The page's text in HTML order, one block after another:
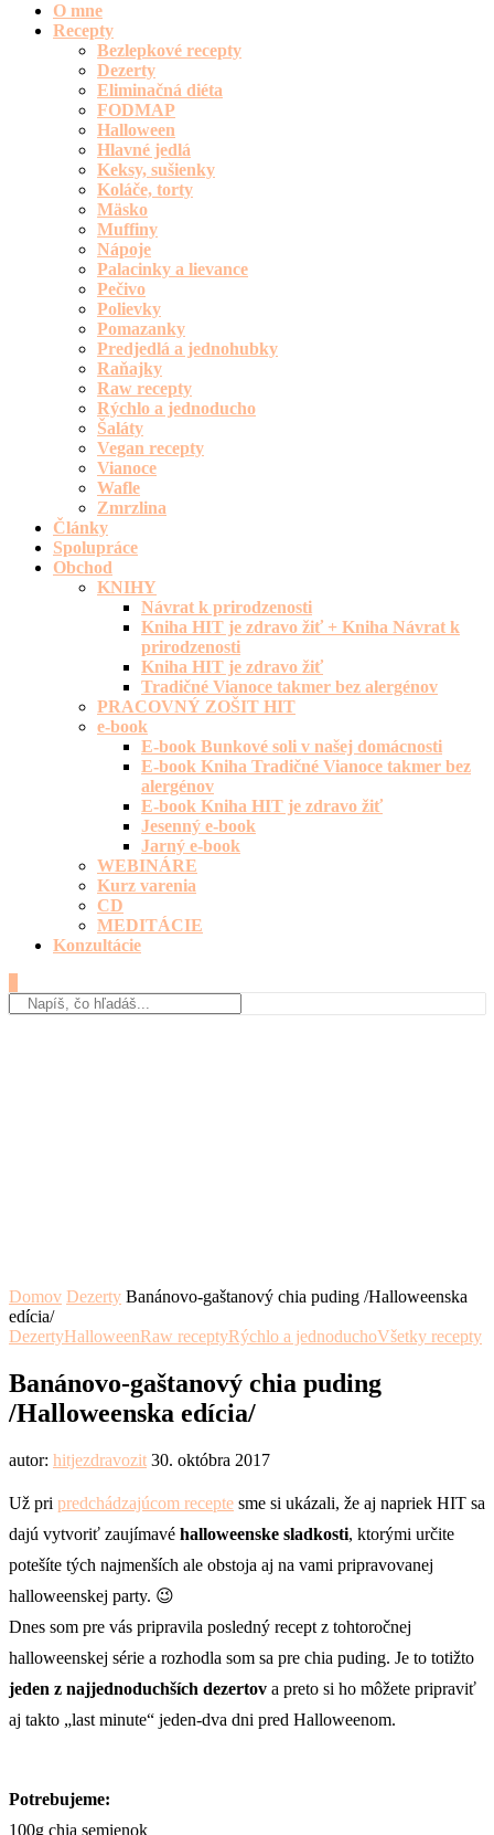
O mne
Recepty
Bezlepkové recepty
Dezerty
Eliminačná diéta
FODMAP
Halloween
Hlavné jedlá
Keksy, sušienky
Koláče, torty
Mäsko
Muffiny
Nápoje
Palacinky a lievance
Pečivo
Polievky
Pomazanky
Predjedlá a jednohubky
Raňajky
Raw recepty
Rýchlo a jednoducho
Šaláty
Vegan recepty
Vianoce
Wafle
Zmrzlina
Články
Spolupráce
Obchod
KNIHY
Návrat k prirodzenosti
Kniha HIT je zdravo žiť + Kniha Návrat k
prirodzenosti
Kniha HIT je zdravo žiť
Tradičné Vianoce takmer bez alergénov
PRACOVNÝ ZOŠIT HIT
e-book
E-book Bunkové soli v našej domácnosti
E-book Kniha Tradičné Vianoce takmer bez
alergénov
E-book Kniha HIT je zdravo žiť
Jesenný e-book
Jarný e-book
WEBINÁRE
Kurz varenia
CD
MEDITÁCIE
Konzultácie
Domov Dezerty Banánovo-gaštanový chia puding /Halloweenska
edícia/
DezertyHalloweenRaw receptyRýchlo a jednoduchoVšetky recepty
Banánovo-gaštanový chia puding
/Halloweenska edícia/
autor: hitjezdravozit 30. októbra 2017
Už pri predchádzajúcom recepte sme si ukázali, že aj napriek HIT sa
dajú vytvoriť zaujímavé halloweenske sladkosti, ktorými určite
potešíte tých najmenších ale obstoja aj na vami pripravovanej
halloweenskej party. 😉
Dnes som pre vás pripravila posledný recept z tohtoročnej
halloweenskej série a rozhodla som sa pre chia puding. Je to totižto
jeden z najjednoduchších dezertov a preto si ho môžete pripraviť
aj takto „last minute“ jeden-dva dni pred Halloweenom.
Potrebujeme:
100g chia semienok